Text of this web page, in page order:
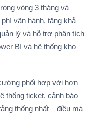
vòng 3 tháng và
vận hành, tăng khả
lý và hỗ trợ phân tích
BI và hệ thống kho
phối hợp với hơn
thống ticket, cảnh báo
thống nhất – điều mà